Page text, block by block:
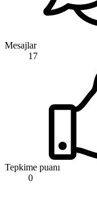
Mesajlar
17
Tepkime puanı
0